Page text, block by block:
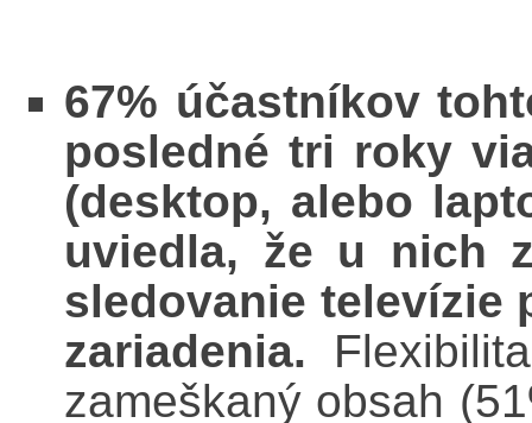
67% účastníkov
posledné tri roky
(desktop, alebo
uviedla, že u nich
sledovanie televízie
zariadenia.
zameškaný obsah